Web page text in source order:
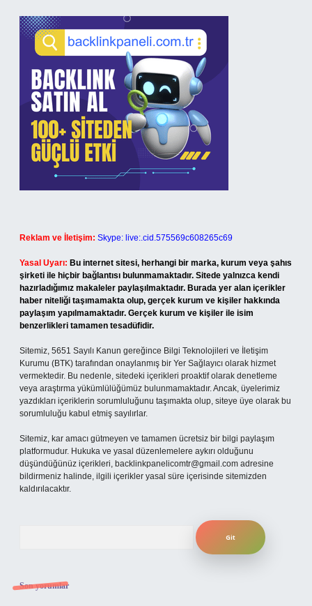
Reklam ve İletişim: Skype: live:.cid.575569c608265c69
Yasal Uyarı: Bu internet sitesi, herhangi bir marka, kurum veya şahıs
şirketi ile hiçbir bağlantısı bulunmamaktadır. Sitede yalnızca kendi
hazırladığımız makaleler paylaşılmaktadır. Burada yer alan içerikler
haber niteliği taşımamakta olup, gerçek kurum ve kişiler hakkında
paylaşım yapılmamaktadır. Gerçek kurum ve kişiler ile isim
benzerlikleri tamamen tesadüfidir.
Sitemiz, 5651 Sayılı Kanun gereğince Bilgi Teknolojileri ve İletişim
Kurumu (BTK) tarafından onaylanmış bir Yer Sağlayıcı olarak hizmet
vermektedir. Bu nedenle, sitedeki içerikleri proaktif olarak denetleme
veya araştırma yükümlülüğümüz bulunmamaktadır. Ancak, üyelerimiz
yazdıkları içeriklerin sorumluluğunu taşımakta olup, siteye üye olarak bu
sorumluluğu kabul etmiş sayılırlar.
Sitemiz, kar amacı gütmeyen ve tamamen ücretsiz bir bilgi paylaşım
platformudur. Hukuka ve yasal düzenlemelere aykırı olduğunu
düşündüğünüz içerikleri, backlinkpanelicomtr@gmail.com adresine
bildirmeniz halinde, ilgili içerikler yasal süre içerisinde sitemizden
kaldırılacaktır.
Son yorumlar